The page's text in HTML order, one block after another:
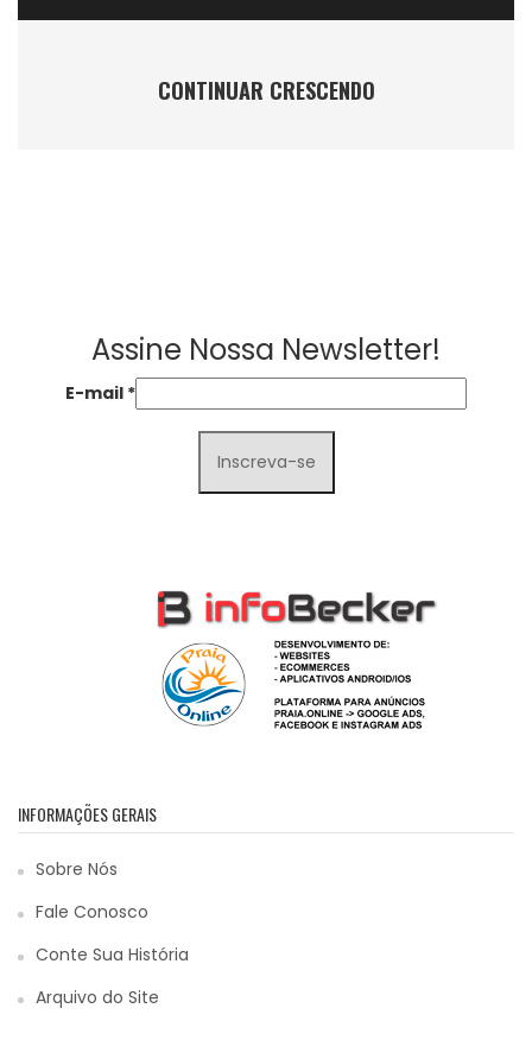
CONTINUAR CRESCENDO
Assine Nossa Newsletter!
E-mail *
INFORMAÇÕES GERAIS
Sobre Nós
Fale Conosco
Conte Sua História
Arquivo do Site